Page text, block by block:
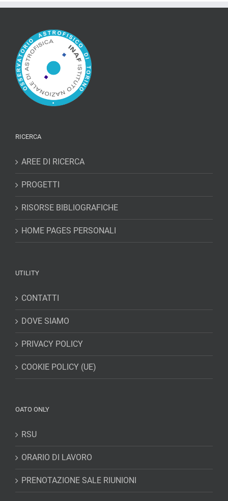
RICERCA
AREE DI RICERCA
PROGETTI
RISORSE BIBLIOGRAFICHE
HOME PAGES PERSONALI
UTILITY
CONTATTI
DOVE SIAMO
PRIVACY POLICY
COOKIE POLICY (UE)
OATO ONLY
RSU
ORARIO DI LAVORO
PRENOTAZIONE SALE RIUNIONI